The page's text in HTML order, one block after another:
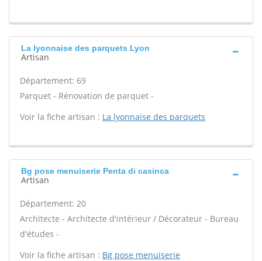
La lyonnaise des parquets Lyon
Artisan
Département: 69
Parquet - Rénovation de parquet -
Voir la fiche artisan : La lyonnaise des parquets
Bg pose menuiserie Penta di casinca
Artisan
Département: 20
Architecte - Architecte d'intérieur / Décorateur - Bureau
d'études -
Voir la fiche artisan : Bg pose menuiserie